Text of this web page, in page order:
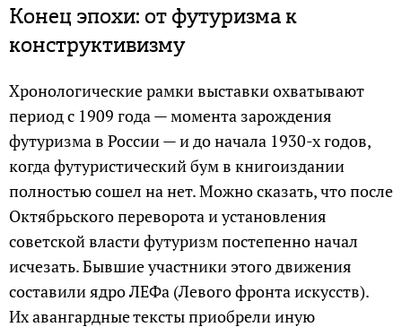
Конец эпохи: от футуризма к
конструктивизму
Хронологические рамки выставки охватывают
период с 1909 года — момента зарождения
футуризма в России — и до начала 1930-х годов,
когда футуристический бум в книгоиздании
полностью сошел на нет. Можно сказать, что после
Октябрьского переворота и установления
советской власти футуризм постепенно начал
исчезать. Бывшие участники этого движения
составили ядро ЛЕФа (Левого фронта искусств).
Их авангардные тексты приобрели иную